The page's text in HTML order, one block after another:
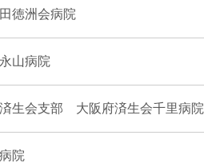
徳洲会病院
山病院
生会支部 大阪府済生会千里病院
院